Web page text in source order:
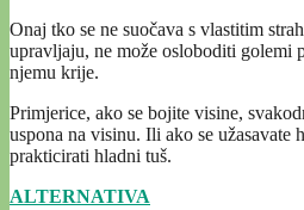
Onaj tko se ne suočava s vlastitim
upravljaju, ne može osloboditi golemi
njemu krije.
Primjerice, ako se bojite visine,
uspona na visinu. Ili ako se užasavate
prakticirati hladni tuš.
ALTERNATIVA